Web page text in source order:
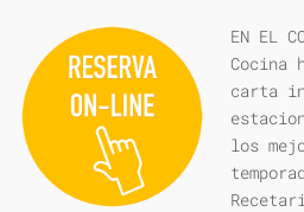
EN EL
Cocina
carta
los